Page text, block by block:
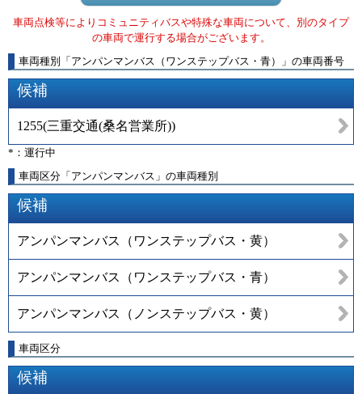
車両点検等によりコミュニティバスや特殊な車両について、別のタイプ
の車両で運行する場合がございます。
車両種別
「 アンパンマンバス（ワンステップバス・青） 」 の車両番号
候補
1255(三重交通(桑名営業所))
*：運行中
車両区分「アンパンマンバス」の車両種別
候補
アンパンマンバス（ワンステップバス・黄）
アンパンマンバス（ワンステップバス・青）
アンパンマンバス（ノンステップバス・黄）
車両区分
候補